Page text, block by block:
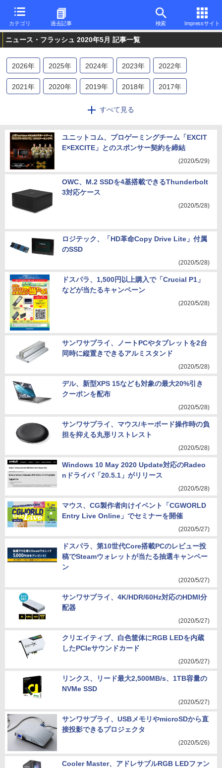
カテゴリ 過去記事 検索 Impressサイト
ニュース・フラッシュ 2020年5月 記事一覧
2026年 2025年 2024年 2023年 2022年
2021年 2020年 2019年 2018年 2017年
すべて見る
ユニットコム、プロゲーミングチーム「EXCIT
E×EXCITE」とのスポンサー契約を締結
(2020/5/29)
OWC、M.2 SSDを4基搭載できるThunderbolt
3対応ケース
(2020/5/28)
ロジテック、「HD革命Copy Drive Lite」付属
のSSD
(2020/5/28)
ドスパラ、1,500円以上購入で「Crucial P1」
などが当たるキャンペーン
(2020/5/28)
サンワサプライ、ノートPCやタブレットを2台
同時に縦置きできるアルミスタンド
(2020/5/28)
デル、新型XPS 15なども対象の最大20%引き
クーポンを配布
(2020/5/28)
サンワサプライ、マウス/キーボード操作時の負
担を抑える丸形リストレスト
(2020/5/28)
Windows 10 May 2020 Update対応のRadeo
nドライバ「20.5.1」がリリース
(2020/5/28)
マウス、CG製作者向けイベント「CGWORLD
Entry Live Online」でセミナーを開催
(2020/5/27)
ドスパラ、第10世代Core搭載PCのレビュー投
稿でSteamウォレットが当たる抽選キャンペー
ン
(2020/5/27)
サンワサプライ、4K/HDR/60Hz対応のHDMI分
配器
(2020/5/27)
クリエイティブ、白色筐体にRGB LEDを内蔵
したPCIeサウンドカード
(2020/5/27)
リンクス、リード最大2,500MB/s、1TB容量の
NVMe SSD
(2020/5/27)
サンワサプライ、USBメモリやmicroSDから直
接投影できるプロジェクタ
(2020/5/26)
Cooler Master、アドレサブルRGB LEDファン